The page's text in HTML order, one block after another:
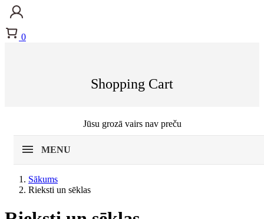
0
Shopping Cart
Jūsu grozā vairs nav preču
MENU
Sākums
Rieksti un sēklas